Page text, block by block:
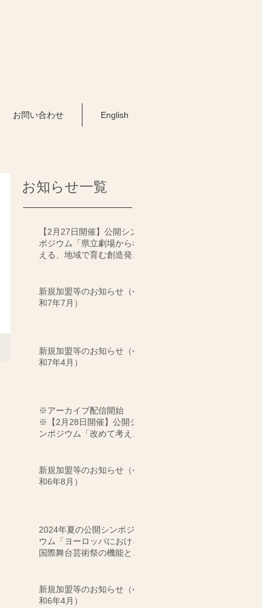
お問い合わせ English
お知らせ一覧
【2月27日開催】公開シン
ポジウム「県立劇場から考
える、地域で育む創造発信
新規加盟等のお知らせ（令
和7年7月）
新規加盟等のお知らせ（令
和7年4月）
※アーカイブ配信開始
※【2月28日開催】公開シ
ンポジウム「改めて考える
新規加盟等のお知らせ（令
和6年8月）
2024年夏の公開シンポジ
ウム「ヨーロッパにおける
国際舞台芸術祭の機能と変
新規加盟等のお知らせ（令
和6年4月）